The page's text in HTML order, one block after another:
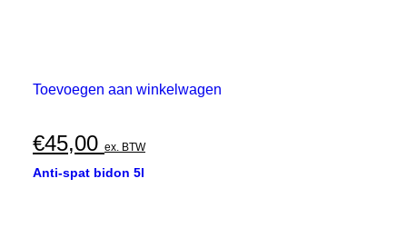
Toevoegen aan winkelwagen
€45,00 ex. BTW
Anti-spat bidon 5l